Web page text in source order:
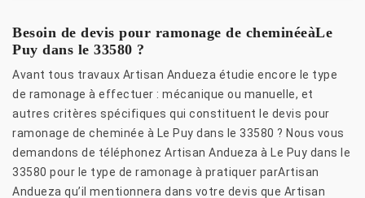
Besoin de devis pour ramonage de cheminéeàLe
Puy dans le 33580 ?
Avant tous travaux Artisan Andueza étudie encore le type
de ramonage à effectuer : mécanique ou manuelle, et
autres critères spécifiques qui constituent le devis pour
ramonage de cheminée à Le Puy dans le 33580 ? Nous vous
demandons de téléphonez Artisan Andueza à Le Puy dans le
33580 pour le type de ramonage à pratiquer parArtisan
Andueza qu’il mentionnera dans votre devis que Artisan